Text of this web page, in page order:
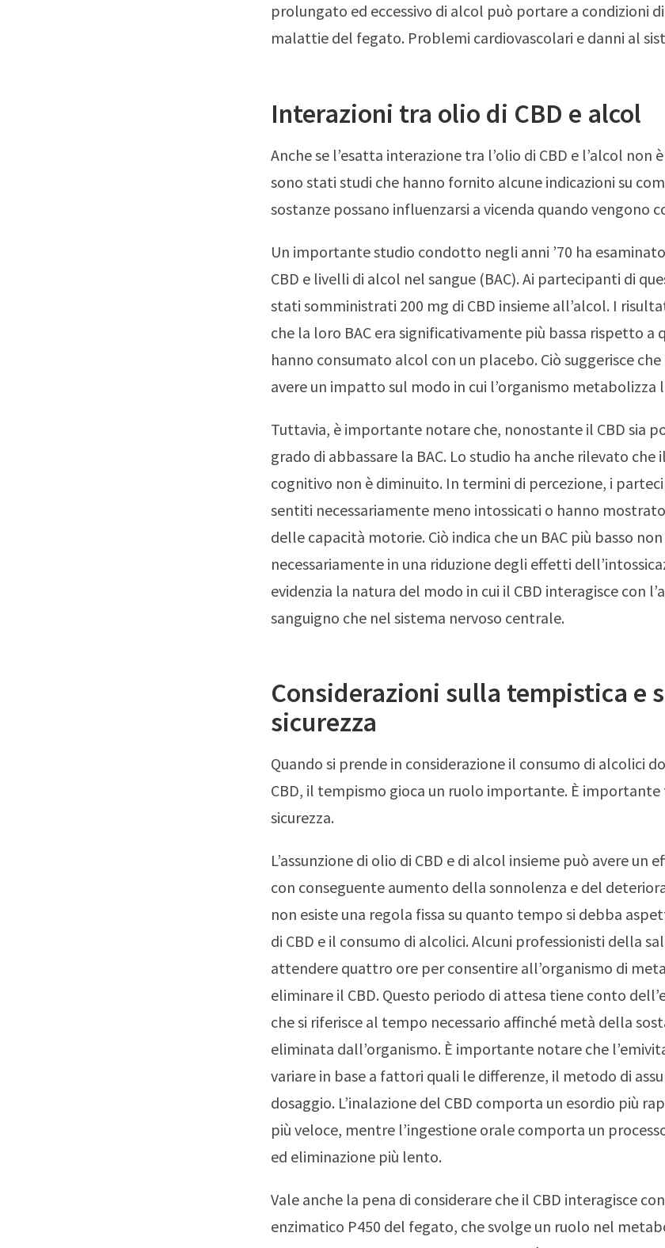
prolungato ed eccessivo di alcol può portare a condizioni
malattie del fegato. Problemi cardiovascolari e danni al
Interazioni tra olio di CBD e alcol
Anche se l’esatta interazione tra l’olio di CBD e l’alcol non
sono stati studi che hanno fornito alcune indicazioni su
sostanze possano influenzarsi a vicenda quando vengono
Un importante studio condotto negli anni ’70 ha
CBD e livelli di alcol nel sangue (BAC). Ai partecipanti di
stati somministrati 200 mg di CBD insieme all’alcol. I
che la loro BAC era significativamente più bassa rispetto a
hanno consumato alcol con un placebo. Ciò suggerisce
avere un impatto sul modo in cui l’organismo metabolizza
Tuttavia, è importante notare che, nonostante il CBD sia
grado di abbassare la BAC. Lo studio ha anche rilevato
cognitivo non è diminuito. In termini di percezione, i
sentiti necessariamente meno intossicati o hanno
delle capacità motorie. Ciò indica che un BAC più basso
necessariamente in una riduzione degli effetti
evidenzia la natura del modo in cui il CBD interagisce con
sanguigno che nel sistema nervoso centrale.
Considerazioni sulla tempistica e
sicurezza
Quando si prende in considerazione il consumo di alcolici
CBD, il tempismo gioca un ruolo importante. È
sicurezza.
L’assunzione di olio di CBD e di alcol insieme può avere
con conseguente aumento della sonnolenza e del
non esiste una regola fissa su quanto tempo si debba
di CBD e il consumo di alcolici. Alcuni professionisti della
attendere quattro ore per consentire all’organismo di
eliminare il CBD. Questo periodo di attesa tiene conto
che si riferisce al tempo necessario affinché metà della
eliminata dall’organismo. È importante notare che
variare in base a fattori quali le differenze, il metodo di
dosaggio. L’inalazione del CBD comporta un esordio più
più veloce, mentre l’ingestione orale comporta un
ed eliminazione più lento.
Vale anche la pena di considerare che il CBD interagisce
enzimatico P450 del fegato, che svolge un ruolo nel